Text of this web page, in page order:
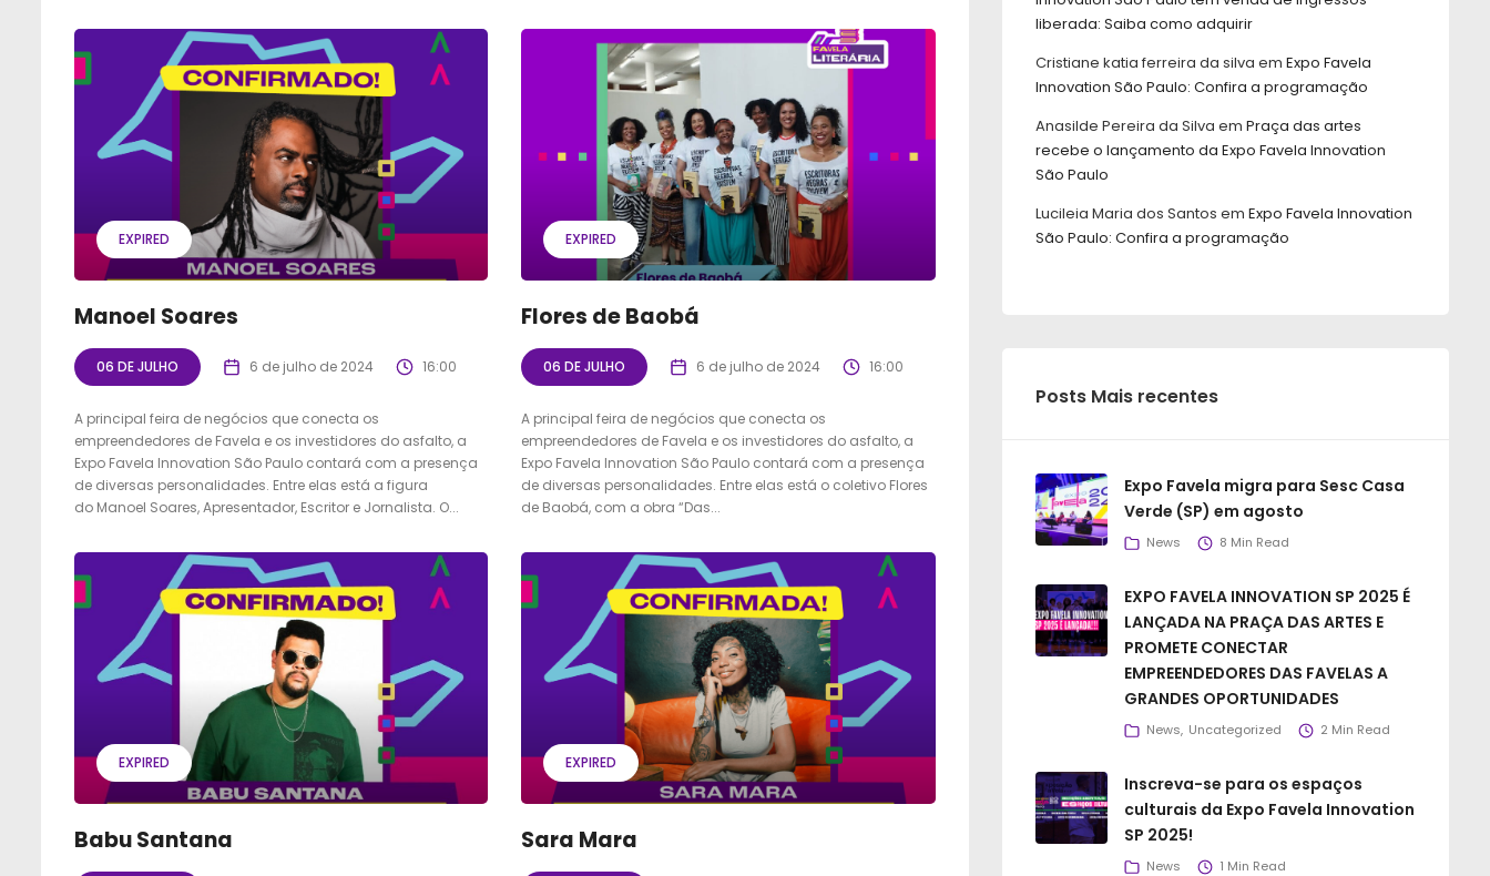
EXPIRED
Manoel Soares
06 DE JULHO 6 de julho de 2024 16:00
A principal feira de negócios que conecta os
empreendedores de Favela e os investidores do asfalto, a
Expo Favela Innovation São Paulo contará com a presença
de diversas personalidades. Entre elas está a figura
do Manoel Soares, Apresentador, Escritor e Jornalista. O...
EXPIRED
Flores de Baobá
06 DE JULHO 6 de julho de 2024 16:00
A principal feira de negócios que conecta os
empreendedores de Favela e os investidores do asfalto, a
Expo Favela Innovation São Paulo contará com a presença
de diversas personalidades. Entre elas está o coletivo Flores
de Baobá, com a obra “Das...
EXPIRED
Babu Santana
EXPIRED
Sara Mara
liberada: Saiba como adquirir
Cristiane katia ferreira da silva em Expo Favela
Innovation São Paulo: Confira a programação
Anasilde Pereira da Silva em Praça das artes
recebe o lançamento da Expo Favela Innovation
São Paulo
Lucileia Maria dos Santos em Expo Favela Innovation
São Paulo: Confira a programação
Posts Mais recentes
Expo Favela migra para Sesc Casa
Verde (SP) em agosto
News 8 Min Read
EXPO FAVELA INNOVATION SP 2025 É
LANÇADA NA PRAÇA DAS ARTES E
PROMETE CONECTAR
EMPREENDEDORES DAS FAVELAS A
GRANDES OPORTUNIDADES
News Uncategorized 2 Min Read
Inscreva-se para os espaços
culturais da Expo Favela Innovation
SP 2025!
News 1 Min Read